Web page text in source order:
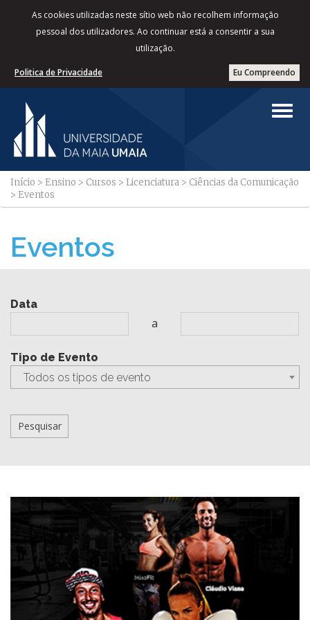
As cookies utilizadas neste sítio web não recolhem informação
pessoal dos utilizadores. Ao continuar está a consentir a sua
utilização.
Eu Compreendo
Politica de Privacidade
Início > Ensino > Cursos > Licenciatura > Ciências da Comunicação
> Eventos
Eventos
Data
a
Tipo de Evento
Todos os tipos de evento